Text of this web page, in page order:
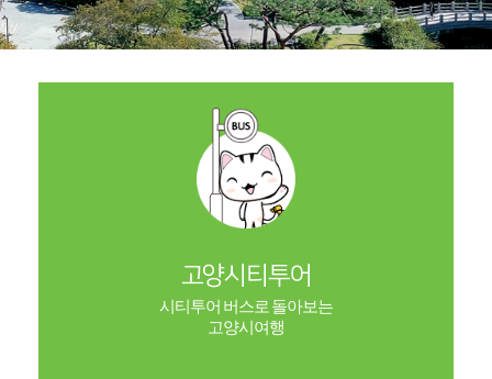
고양시티투어
시티투어 버스로 돌아보는
고양시여행